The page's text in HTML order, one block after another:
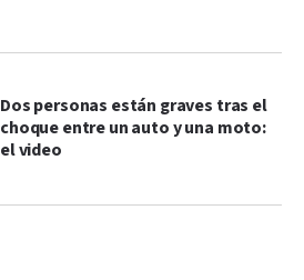
Dos personas están graves tras el
choque entre un auto y una moto:
el video